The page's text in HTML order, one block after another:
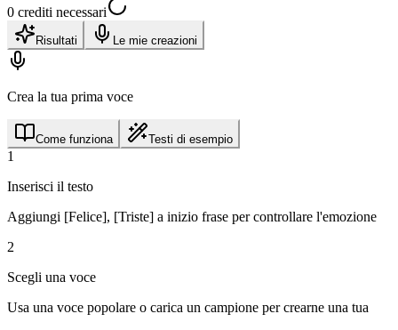
0 crediti necessari
Risultati Le mie creazioni
Crea la tua prima voce
Come funziona Testi di esempio
1
Inserisci il testo
Aggiungi [Felice], [Triste] a inizio frase per controllare l'emozione
2
Scegli una voce
Usa una voce popolare o carica un campione per crearne una tua